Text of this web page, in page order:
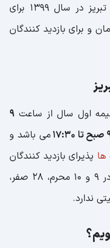
هزینه بلیط بازدید از خانه مشروطه تبریز در سال 1399 برای
کنندگان ایرانی برابر با 2500 تومان و برای بازدید کنندگان
اول سال از ساعت 9
17:30
می باشد و
ها پذیرای بازدید کنندگان
است. همچنین خانه مشروطه تبریز در 9 و 10 محرم، 28 صفر،